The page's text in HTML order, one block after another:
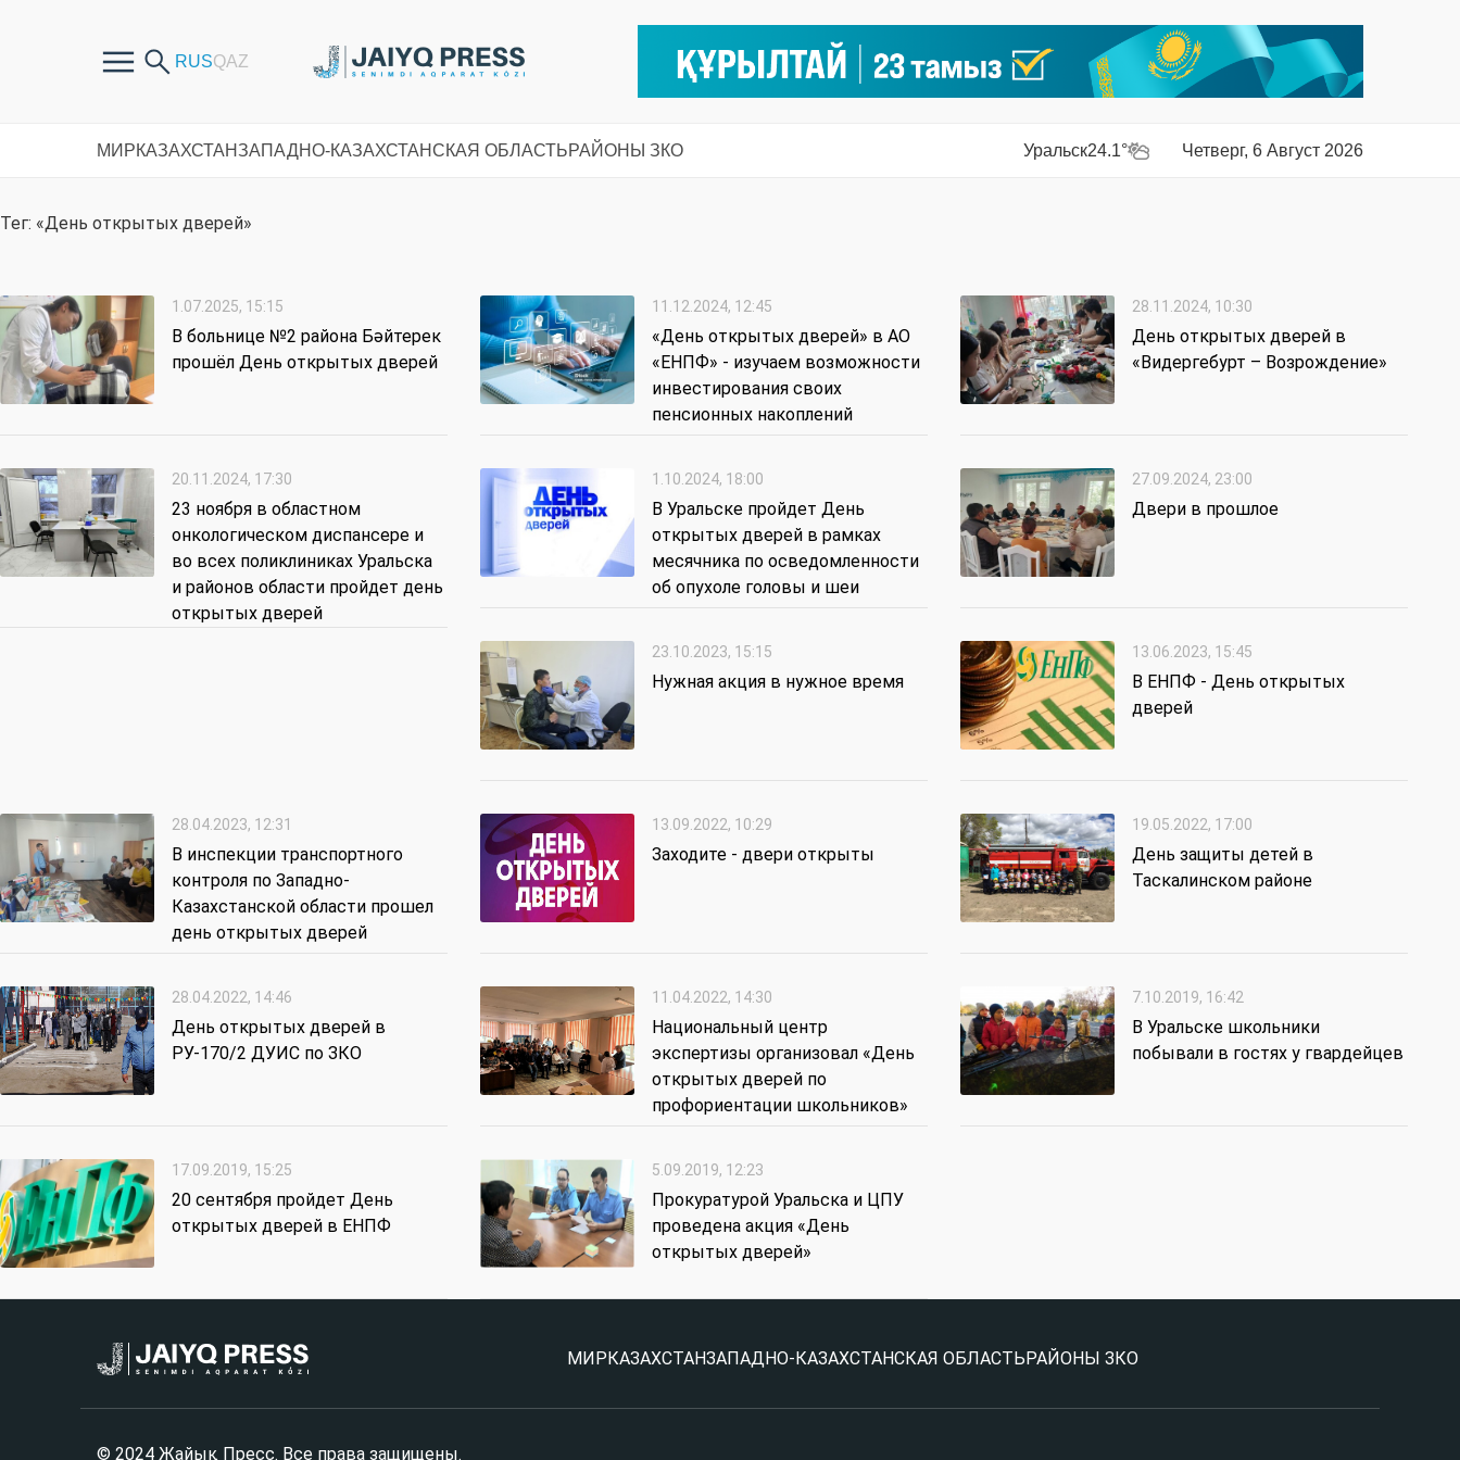
МИРКАЗАХСТАНЗАПАДНО-КАЗАХСТАНСКАЯ ОБЛАСТЬРАЙОНЫ ЗКО Уральск24.1° Четверг, 6 Август 2026
Тег: «День открытых дверей»
1.07.2025, 15:15
В больнице №2 района Бәйтерек
прошёл День открытых дверей
11.12.2024, 12:45
«День открытых дверей» в АО
«ЕНПФ» - изучаем возможности
инвестирования своих
пенсионных накоплений
28.11.2024, 10:30
День открытых дверей в
«Видергебурт – Возрождение»
20.11.2024, 17:30
23 ноября в областном
онкологическом диспансере и
во всех поликлиниках Уральска
и районов области пройдет день
открытых дверей
1.10.2024, 18:00
В Уральске пройдет День
открытых дверей в рамках
месячника по осведомленности
об опухоле головы и шеи
27.09.2024, 23:00
Двери в прошлое
23.10.2023, 15:15
Нужная акция в нужное время
13.06.2023, 15:45
В ЕНПФ - День открытых
дверей
28.04.2023, 12:31
В инспекции транспортного
контроля по Западно-
Казахстанской области прошел
день открытых дверей
13.09.2022, 10:29
Заходите - двери открыты
19.05.2022, 17:00
День защиты детей в
Таскалинском районе
28.04.2022, 14:46
День открытых дверей в
РУ-170/2 ДУИС по ЗКО
11.04.2022, 14:30
Национальный центр
экспертизы организовал «День
открытых дверей по
профориентации школьников»
7.10.2019, 16:42
В Уральске школьники
побывали в гостях у гвардейцев
17.09.2019, 15:25
20 сентября пройдет День
открытых дверей в ЕНПФ
5.09.2019, 12:23
Прокуратурой Уральска и ЦПУ
проведена акция «День
открытых дверей»
МИР КАЗАХСТАНЗАПАДНО-КАЗАХСТАНСКАЯ ОБЛАСТЬ РАЙОНЫ ЗКО
© 2024 Жайық Пресс. Все права защищены.